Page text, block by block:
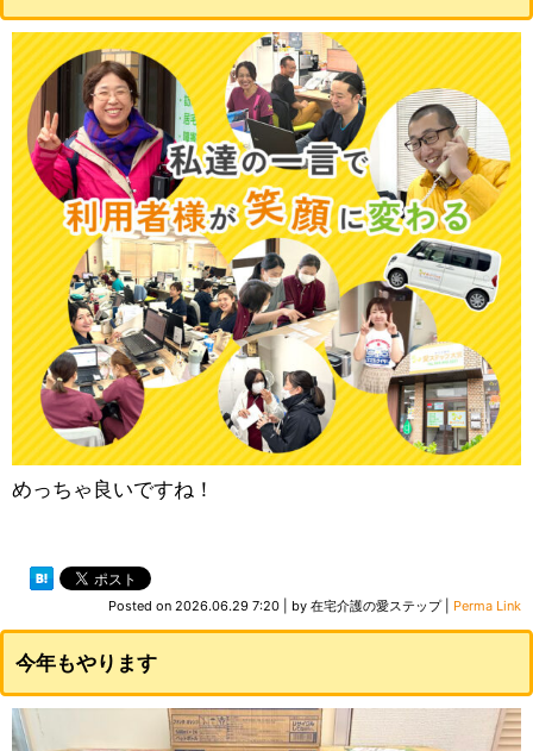
めっちゃ良いですね！
Posted on 2026.06.29 7:20 by 在宅介護の愛ステップ| Perma Link
今年もやります